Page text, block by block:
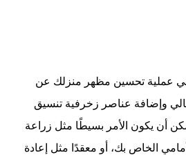
هي عملية تحسين مظهر منزلك عن
وإضافة عناصر زخرفية تنسيق
أن يكون الأمر بسيطًا مثل زراعة
الخاص بك، أو معقدًا مثل إعادة